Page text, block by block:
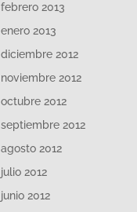
febrero 2013
enero 2013
diciembre 2012
noviembre 2012
octubre 2012
septiembre 2012
agosto 2012
julio 2012
junio 2012